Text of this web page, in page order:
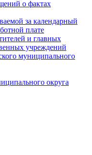
о фактах
за календарный
плате
и главных
учреждений
муниципального
округа